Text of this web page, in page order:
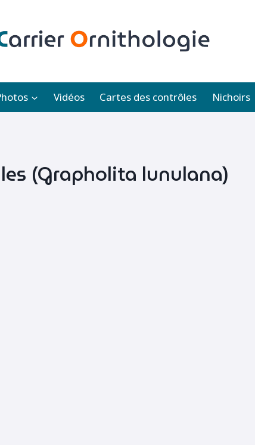
Vidéos Cartes des contrôles Nichoirs
(Grapholita lunulana)